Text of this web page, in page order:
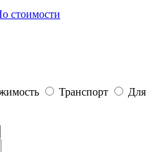
стоимости
Транспорт
Для